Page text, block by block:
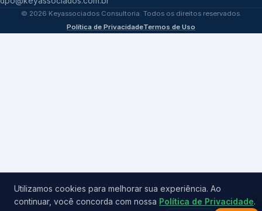
© 2026 Keyassociados Consultoria. Todos os direitos reservados.
Política de PrivacidadeTermos de Uso
Utilizamos cookies para melhorar sua experiência. Ao
continuar, você concorda com nossa Política de Privacidade.